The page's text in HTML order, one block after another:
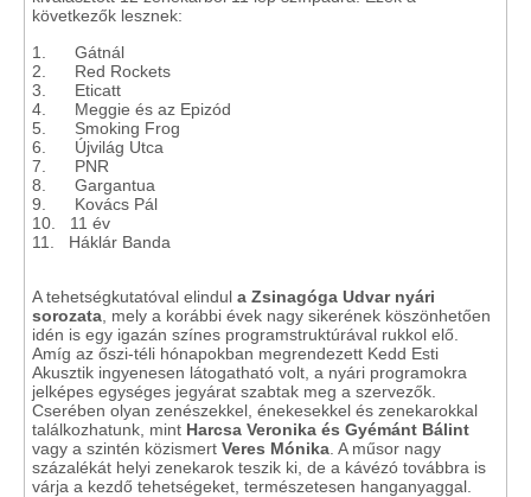
következők lesznek:
1. Gátnál
2. Red Rockets
3. Eticatt
4. Meggie és az Epizód
5. Smoking Frog
6. Újvilág Utca
7. PNR
8. Gargantua
9. Kovács Pál
10. 11 év
11. Háklár Banda
A tehetségkutatóval elindul a Zsinagóga Udvar nyári
sorozata , mely a korábbi évek nagy sikerének köszönhetően
idén is egy igazán színes programstruktúrával rukkol elő.
Amíg az őszi-téli hónapokban megrendezett Kedd Esti
Akusztik ingyenesen látogatható volt, a nyári programokra
jelképes egységes jegyárat szabtak meg a szervezők.
Cserében olyan zenészekkel, énekesekkel és zenekarokkal
találkozhatunk, mint Harcsa Veronika és Gyémánt Bálint
vagy a szintén közismert Veres Mónika . A műsor nagy
százalékát helyi zenekarok teszik ki, de a kávézó továbbra is
várja a kezdő tehetségeket, természetesen hanganyaggal.